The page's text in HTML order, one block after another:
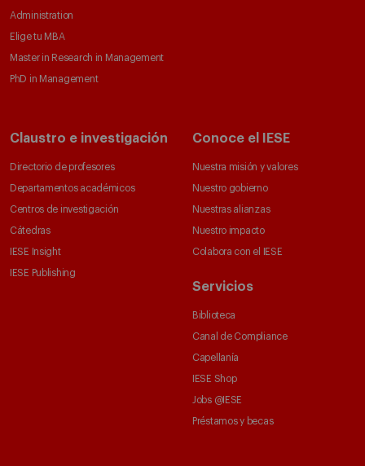
Administration
Elige tu MBA
Master in Research in Management
PhD in Management
Claustro e investigación
Directorio de profesores
Departamentos académicos
Centros de investigación
Cátedras
IESE Insight
IESE Publishing
Conoce el IESE
Nuestra misión y valores
Nuestro gobierno
Nuestras alianzas
Nuestro impacto
Colabora con el IESE
Servicios
Biblioteca
Canal de Compliance
Capellanía
IESE Shop
Jobs @IESE
Préstamos y becas